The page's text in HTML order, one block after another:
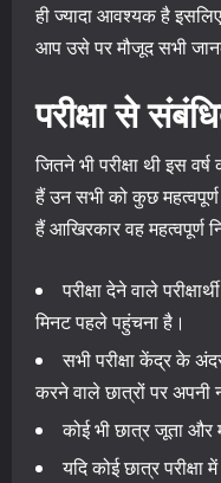
ही ज्यादा आवश्यक है
आप उसे पर मौजूद सभी
परीक्षा से
जितने भी परीक्षा थी इस वर्ष
हैं उन सभी को कुछ महत्वपूर्ण
हैं आखिरकार वह महत्वपूर्ण
परीक्षा देने वाले
मिनट पहले पहुंचना है।
सभी परीक्षा केंद्र के
करने वाले छात्रों पर अपनी
कोई भी छात्र जूता और
यदि कोई छात्र